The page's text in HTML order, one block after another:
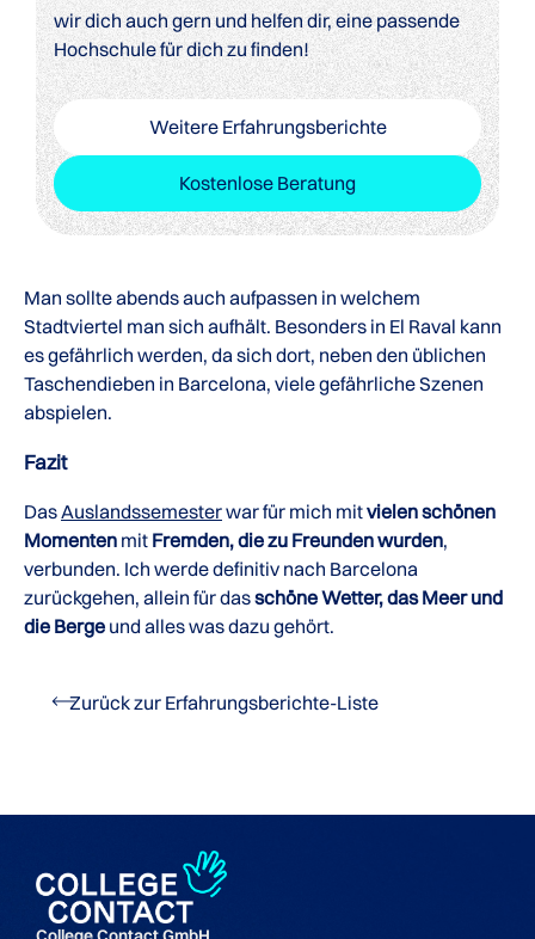
wir dich auch gern und helfen dir, eine passende
Hochschule für dich zu finden!
Weitere Erfahrungsberichte
Kostenlose Beratung
Man sollte abends auch aufpassen in welchem
Stadtviertel man sich aufhält. Besonders in El Raval kann
es gefährlich werden, da sich dort, neben den üblichen
Taschendieben in Barcelona, viele gefährliche Szenen
abspielen.
Fazit
DasAuslandssemesterwar für mich mitvielen schönen
Momenten mit Fremden, die zu Freunden wurden,
verbunden. Ich werde definitiv nach Barcelona
zurückgehen, allein für dasschöne Wetter, das Meer und
die Berge und alles was dazu gehört.
Zurück zur Erfahrungsberichte-Liste